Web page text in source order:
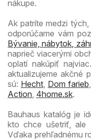
nákupe.
Ak patríte medzi
odporúčame vám
Bývanie, nábytok,
naprieč viacerými
oplatí nakúpiť
aktualizujeme akčné
sú: Hecht, Dom farieb,
Action, 4home.sk.
Bauhaus katalóg je
kto chce ušetriť, ale
Vďaka prehľadnému